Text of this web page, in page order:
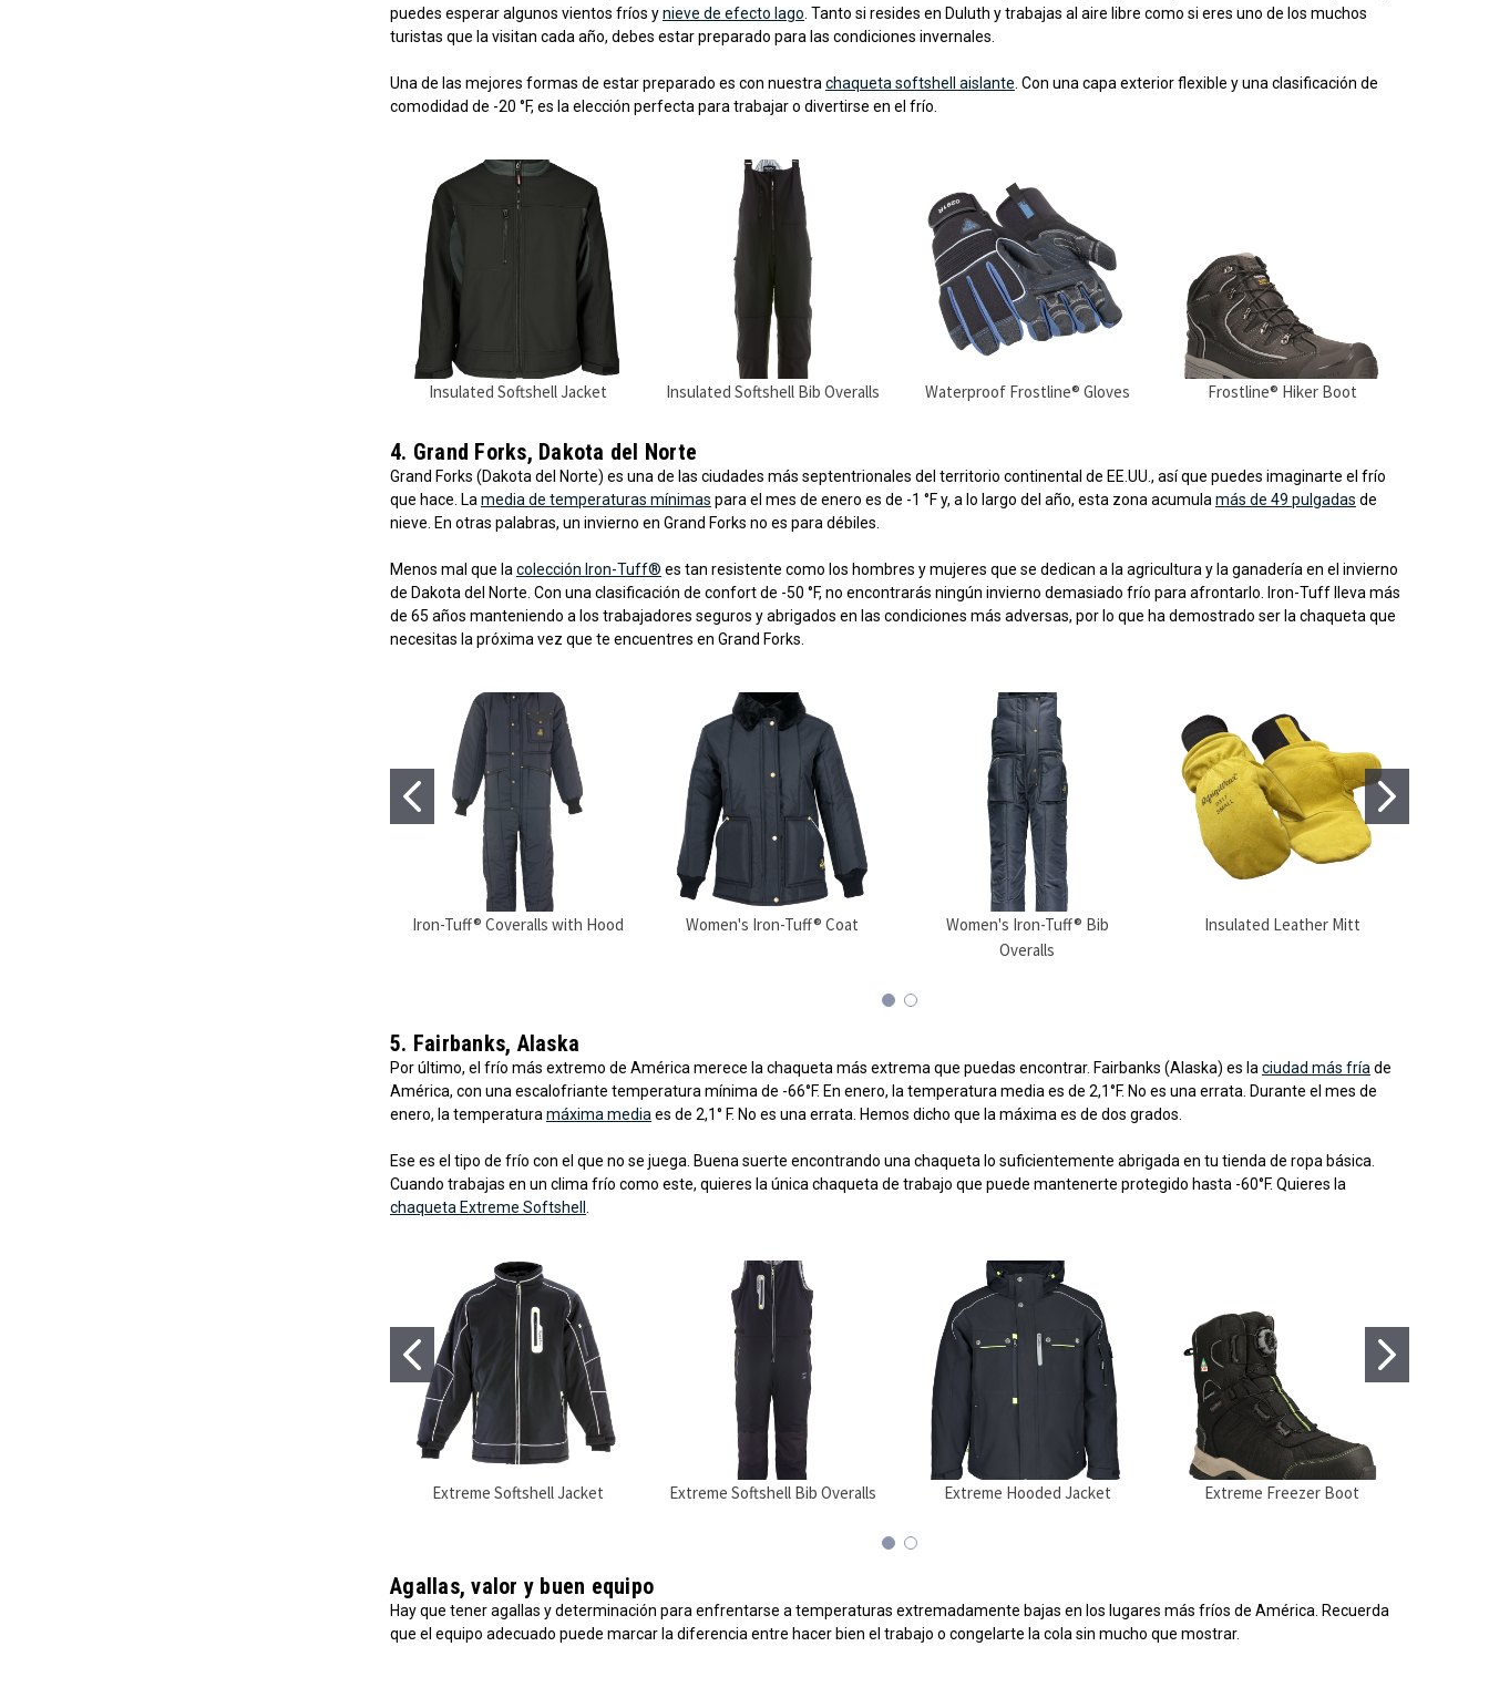
puedes esperar algunos vientos fríos ynieve de efecto lago . Tanto si resides en Duluth y trabajas al aire libre como si eres uno de los muchos
turistas que la visitan cada año, debes estar preparado para las condiciones invernales.
Una de las mejores formas de estar preparado es con nuestra chaqueta softshell aislante . Con una capa exterior flexible y una clasificación de
comodidad de -20 °F, es la elección perfecta para trabajar o divertirse en el frío.
Insulated Softshell Jacket Insulated Softshell Bib Overalls Waterproof Frostline® Gloves Frostline® Hiker Boot
4. Grand Forks, Dakota del Norte
Grand Forks (Dakota del Norte) es una de las ciudades más septentrionales del territorio continental de EE.UU., así que puedes imaginarte el frío
que hace. La media de temperaturas mínimas para el mes de enero es de -1 °F y, a lo largo del año, esta zona acumula más de 49 pulgadas de
nieve. En otras palabras, un invierno en Grand Forks no es para débiles.
Menos mal que la colección Iron-Tuff® es tan resistente como los hombres y mujeres que se dedican a la agricultura y la ganadería en el invierno
de Dakota del Norte. Con una clasificación de confort de -50 °F, no encontrarás ningún invierno demasiado frío para afrontarlo. Iron-Tuff lleva más
de 65 años manteniendo a los trabajadores seguros y abrigados en las condiciones más adversas, por lo que ha demostrado ser la chaqueta que
necesitas la próxima vez que te encuentres en Grand Forks.
Iron-Tuff® Coveralls with Hood Women's Iron-Tuff® Coat
Women's Iron-Tuff® Bib
Overalls
Insulated Leather Mitt
5. Fairbanks, Alaska
Por último, el frío más extremo de América merece la chaqueta más extrema que puedas encontrar. Fairbanks (Alaska) es la ciudad más fría de
América, con una escalofriante temperatura mínima de -66°F. En enero, la temperatura media es de 2,1°F. No es una errata. Durante el mes de
enero, la temperatura máxima media es de 2,1° F. No es una errata. Hemos dicho que la máxima es de dos grados.
Ese es el tipo de frío con el que no se juega. Buena suerte encontrando una chaqueta lo suficientemente abrigada en tu tienda de ropa básica.
Cuando trabajas en un clima frío como este, quieres la única chaqueta de trabajo que puede mantenerte protegido hasta -60°F. Quieres la
chaqueta Extreme Softshell
Extreme Softshell Jacket Extreme Softshell Bib Overalls Extreme Hooded Jacket Extreme Freezer Boot
Agallas, valor y buen equipo
Hay que tener agallas y determinación para enfrentarse a temperaturas extremadamente bajas en los lugares más fríos de América. Recuerda
que el equipo adecuado puede marcar la diferencia entre hacer bien el trabajo o congelarte la cola sin mucho que mostrar.